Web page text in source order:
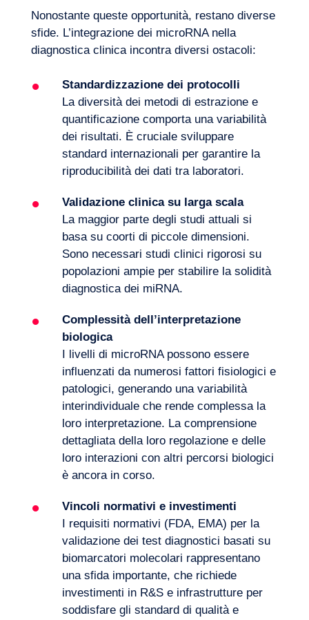
Nonostante queste opportunità, restano diverse
sfide. L’integrazione dei microRNA nella
diagnostica clinica incontra diversi ostacoli:
Standardizzazione dei protocolli
La diversità dei metodi di estrazione e
quantificazione comporta una variabilità
dei risultati. È cruciale sviluppare
standard internazionali per garantire la
riproducibilità dei dati tra laboratori.
Validazione clinica su larga scala
La maggior parte degli studi attuali si
basa su coorti di piccole dimensioni.
Sono necessari studi clinici rigorosi su
popolazioni ampie per stabilire la solidità
diagnostica dei miRNA.
Complessità dell’interpretazione
biologica
I livelli di microRNA possono essere
influenzati da numerosi fattori fisiologici e
patologici, generando una variabilità
interindividuale che rende complessa la
loro interpretazione. La comprensione
dettagliata della loro regolazione e delle
loro interazioni con altri percorsi biologici
è ancora in corso.
Vincoli normativi e investimenti
I requisiti normativi (FDA, EMA) per la
validazione dei test diagnostici basati su
biomarcatori molecolari rappresentano
una sfida importante, che richiede
investimenti in R&Se infrastrutture per
soddisfare gli standard di qualità e